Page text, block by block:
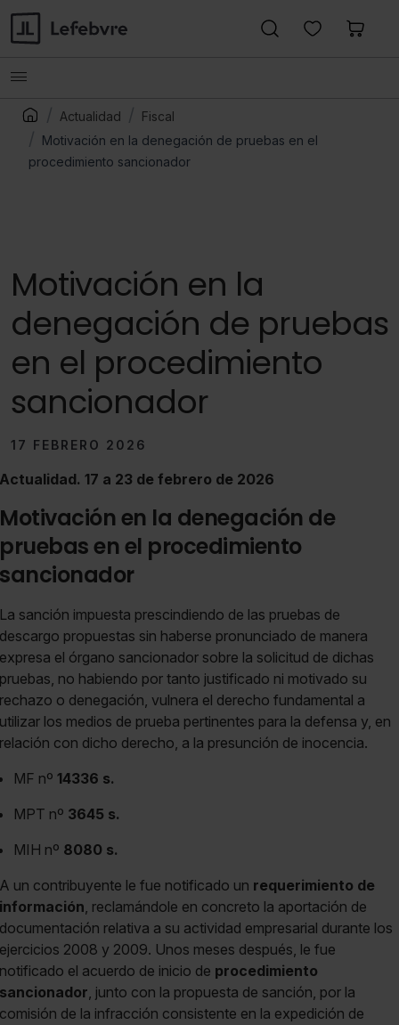
Actualidad
Fiscal
Motivación en la denegación de pruebas en el
procedimiento sancionador
Motivación en la
denegación de pruebas
en el procedimiento
sancionador
17 FEBRERO 2026
Actualidad. 17 a 23 de febrero de 2026
Motivación en la denegación de
pruebas en el procedimiento
sancionador
La sanción impuesta prescindiendo de las pruebas de
descargo propuestas sin haberse pronunciado de manera
expresa el órgano sancionador sobre la solicitud de dichas
pruebas, no habiendo por tanto justificado ni motivado su
rechazo o denegación, vulnera el derecho fundamental a
utilizar los medios de prueba pertinentes para la defensa y, en
relación con dicho derecho, a la presunción de inocencia.
MF nº 14336 s.
MPT nº 3645 s.
MIH nº 8080 s.
A un contribuyente le fue notificado un requerimiento de
información, reclamándole en concreto la aportación de
documentación relativa a su actividad empresarial durante los
ejercicios 2008 y 2009. Unos meses después, le fue
notificado el acuerdo de inicio de procedimiento
sancionador, junto con la propuesta de sanción, por la
comisión de la infracción consistente en la expedición de